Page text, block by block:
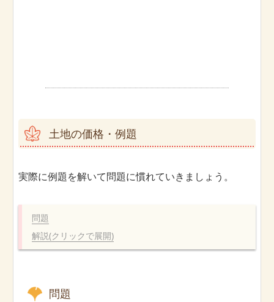
土地の価格・例題
実際に例題を解いて問題に慣れていきましょう。
問題
解説(クリックで展開)
問題